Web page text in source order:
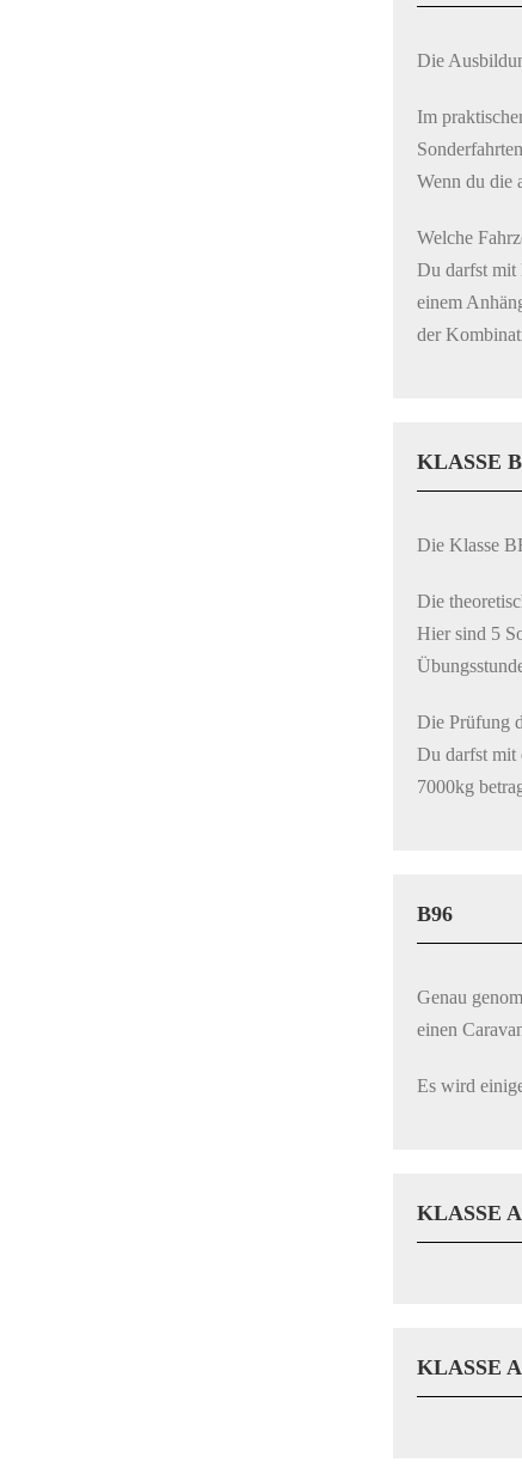
Die
Im
Wenn du die
Welche
Du darfst mit
einem
der
KLASSE
Die Klasse
Die
Hier sind 5
Die Prüfung
Du darfst mit
7000kg
B96
Genau
einen
Es wird
KLASSE A
KLASSE